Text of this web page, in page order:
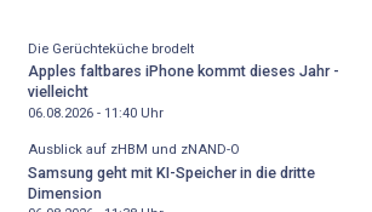
Die Gerüchteküche brodelt
Apples faltbares iPhone kommt dieses Jahr -
vielleicht
06.08.2026 - 11:40Uhr
Ausblick auf zHBM und zNAND-O
Samsung geht mit KI-Speicher in die dritte
Dimension